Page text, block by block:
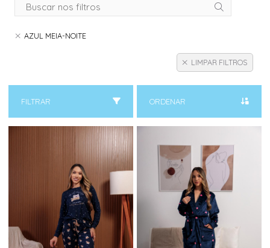
AZUL MEIA-NOITE
LIMPAR FILTROS
FILTRAR ORDENAR